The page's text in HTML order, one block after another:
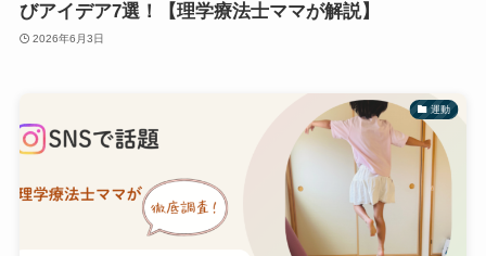
びアイデア7選！【理学療法士ママが解説】
2026年6月3日
運動